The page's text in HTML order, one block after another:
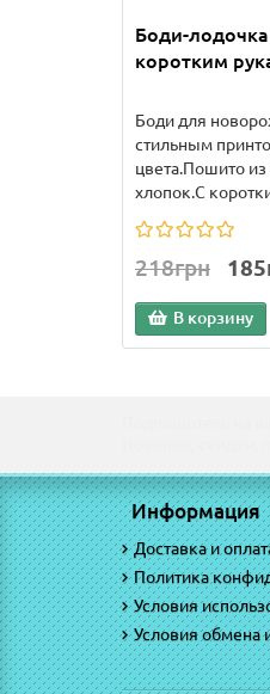
Боди-
коротким
Боди для
стильным
цвета.Пошито из
хлопок.С
218грн
В корзину
Информация
Доставка и
Политика
Условия
Условия обмена